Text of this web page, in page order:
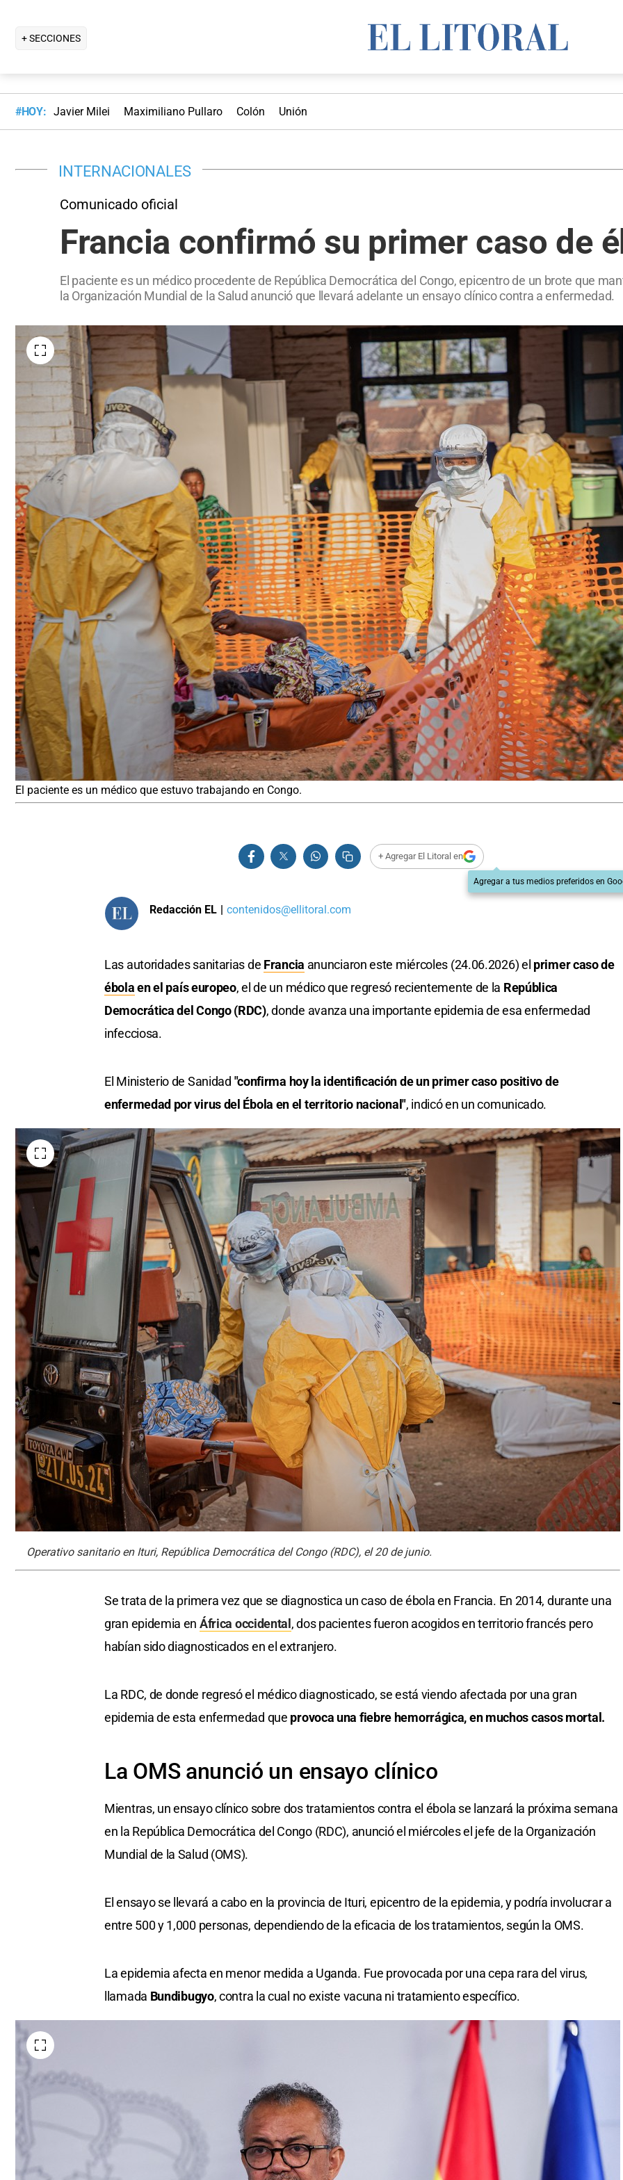
+ SECCIONES
#HOY: Javier Milei Maximiliano Pullaro Colón Unión
INTERNACIONALES
Comunicado oficial
Francia confirmó su primer caso de
El paciente es un médico procedente de República Democrática del Congo, epicentro de un brote que
la Organización Mundial de la Salud anunció que llevará adelante un ensayo clínico contra a enfermedad.
El paciente es un médico que estuvo trabajando en Congo.
+ Agregar El Litoral en
Agregar a tus medios preferidos en
Redacción EL | contenidos@ellitoral.com
Las autoridades sanitarias de Francia anunciaron este miércoles (24.06.2026) el primer caso de
ébolaen el país europeo, el de un médico que regresó recientemente de la República
Democrática del Congo (RDC), donde avanza una importante epidemia de esa enfermedad
infecciosa.
El Ministerio de Sanidad "confirma hoy la identificación de un primer caso positivo de
enfermedad por virus del Ébola en el territorio nacional", indicó en un comunicado.
Operativo sanitario en Ituri, República Democrática del Congo (RDC), el 20 de junio.
Se trata de la primera vez que se diagnostica un caso de ébola en Francia. En 2014, durante una
gran epidemia en África occidental , dos pacientes fueron acogidos en territorio francés pero
habían sido diagnosticados en el extranjero.
La RDC, de donde regresó el médico diagnosticado, se está viendo afectada por una gran
epidemia de esta enfermedad que provoca una fiebre hemorrágica, en muchos casos mortal.
La OMS anunció un ensayo clínico
Mientras, un ensayo clínico sobre dos tratamientos contra el ébola se lanzará la próxima semana
en la República Democrática del Congo (RDC), anunció el miércoles el jefe de la Organización
Mundial de la Salud (OMS).
El ensayo se llevará a cabo en la provincia de Ituri, epicentro de la epidemia, y podría involucrar a
entre 500 y 1,000 personas, dependiendo de la eficacia de los tratamientos, según la OMS.
La epidemia afecta en menor medida a Uganda. Fue provocada por una cepa rara del virus,
llamada Bundibugyo, contra la cual no existe vacuna ni tratamiento específico.